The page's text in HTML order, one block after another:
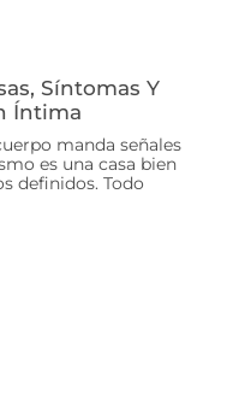
Síntomas Y
Íntima
manda señales
es una casa bien
definidos. Todo